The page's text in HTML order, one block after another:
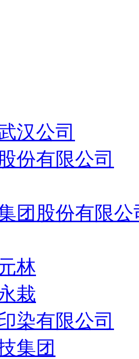
汉公司
份有限公司
团股份有限公
林
栽
染有限公司
集团